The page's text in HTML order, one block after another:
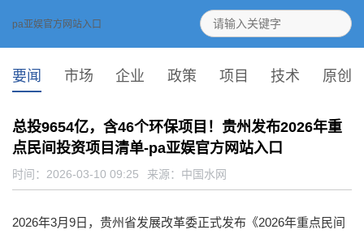
pa亚娱官方网站入口
要闻 市场 企业 政策 项目 技术 原创
总投9654亿，含46个环保项目！贵州发布2026年重
点民间投资项目清单-pa亚娱官方网站入口
时间：2026-03-10 09:25 来源： 中国水网
2026年3月9日，贵州省发展改革委正式发布《2026年重点民间